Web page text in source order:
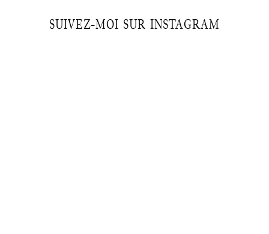
SUIVEZ-MOI SUR INSTAGRAM